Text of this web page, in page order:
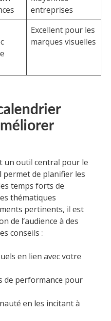
entreprises
Excellent pour les
marques visuelles
un outil central pour le
permet de planifier les
temps forts de
thématiques
pertinents, il est
de l’audience à des
conseils :
en lien avec votre
de performance pour
en les incitant à